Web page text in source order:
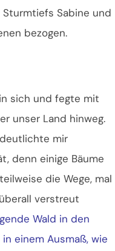
Sturmtiefs Sabine und
bezogen.
sich und fegte mit
unser Land hinweg.
mir
denn einige Bäume
die Wege, mal
verstreut
Wald in den
einem Ausmaß, wie